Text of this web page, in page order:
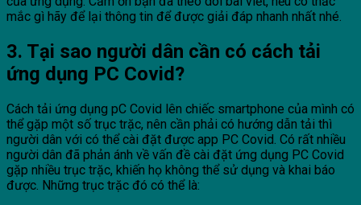
mắc gì hãy để lại thông tin để được giải đáp nhanh nhất nhé.
3. Tại sao người dân cần có cách tải
ứng dụng PC Covid?
Cách tải ứng dụng pC Covid lên chiếc smartphone của mình có
thể gặp một số trục trặc, nên cần phải có hướng dẫn tải thì
người dân với có thể cài đặt được app PC Covid. Có rất nhiều
người dân đã phản ánh về vấn đề cài đặt ứng dụng PC Covid
gặp nhiều trục trặc, khiến họ không thể sử dụng và khai báo
được. Những trục trặc đó có thể là: